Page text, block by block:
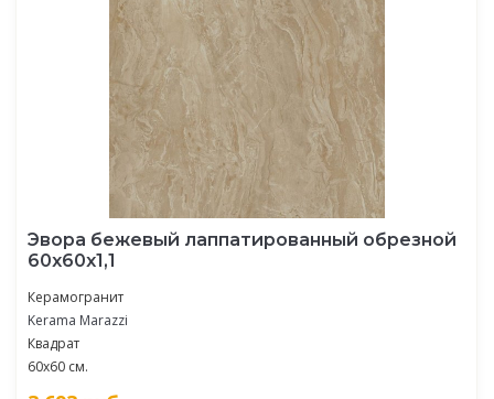
Эвора бежевый лаппатированный обрезной
60x60x1,1
Керамогранит
Kerama Marazzi
Квадрат
60x60 см.